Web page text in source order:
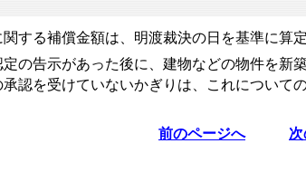
する補償金額は、明渡裁決の日を基準に算定
の告示があった後に、建物などの物件を新
承認を受けていないかぎりは、これについて
前のページへ